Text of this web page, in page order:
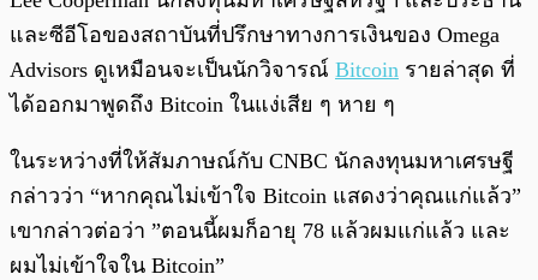
และซีอีโอของสถาบันที่ปรึกษาทางการเงินของ Omega
Advisors ดูเหมือนจะเป็นนักวิจารณ์ Bitcoin รายล่าสุด ที่
ได้ออกมาพูดถึง Bitcoin ในแง่เสีย ๆ หาย ๆ
ในระหว่างที่ให้สัมภาษณ์กับ CNBC นักลงทุนมหาเศรษฐี
กล่าวว่า “หากคุณไม่เข้าใจ Bitcoin แสดงว่าคุณแก่แล้ว”
เขากล่าวต่อว่า ”ตอนนี้ผมก็อายุ 78 แล้วผมแก่แล้ว และ
ผมไม่เข้าใจใน Bitcoin”